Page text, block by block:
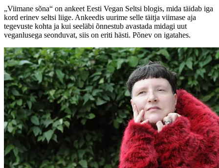
„Viimane sõna“ on ankeet Eesti Vegan Seltsi blogis, mida täidab iga
kord erinev seltsi liige. Ankeedis uurime selle täitja viimase aja
tegevuste kohta ja kui seeläbi õnnestub avastada midagi uut
veganlusega seonduvat, siis on eriti hästi. Põnev on igatahes.